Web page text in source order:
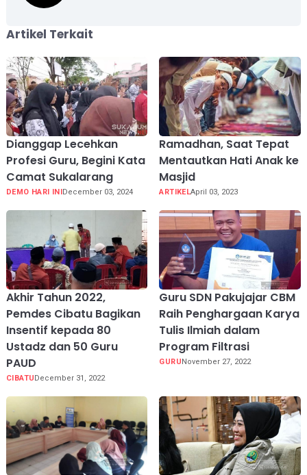
Artikel Terkait
Dianggap Lecehkan
Profesi Guru, Begini Kata
Camat Sukalarang
DEMO HARI INIDecember 03, 2024
Ramadhan, Saat Tepat
Mentautkan Hati Anak ke
Masjid
ARTIKELApril 03, 2023
Akhir Tahun 2022,
Pemdes Cibatu Bagikan
Insentif kepada 80
Ustadz dan 50 Guru
PAUD
CIBATUDecember 31, 2022
Guru SDN Pakujajar CBM
Raih Penghargaan Karya
Tulis Ilmiah dalam
Program Filtrasi
GURUNovember 27, 2022